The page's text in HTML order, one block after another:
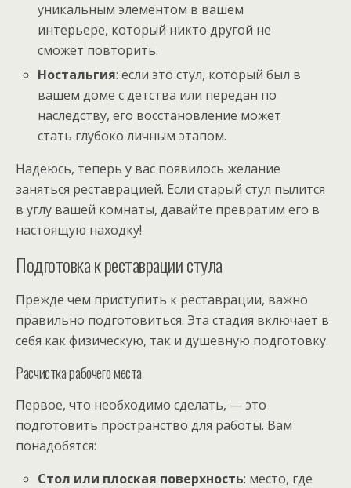
уникальным элементом в вашем
интерьере, который никто другой не
сможет повторить.
Ностальгия: если это стул, который был в
вашем доме с детства или передан по
наследству, его восстановление может
стать глубоко личным этапом.
Надеюсь, теперь у вас появилось желание
заняться реставрацией. Если старый стул пылится
в углу вашей комнаты, давайте превратим его в
настоящую находку!
Подготовка к реставрации стула
Прежде чем приступить к реставрации, важно
правильно подготовиться. Эта стадия включает в
себя как физическую, так и душевную подготовку.
Расчистка рабочего места
Первое, что необходимо сделать, — это
подготовить пространство для работы. Вам
понадобятся:
Стол или плоская поверхность: место, где